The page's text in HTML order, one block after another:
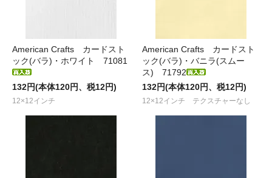
American Crafts カードスト
ック(バラ)・ホワイト 71081
132円(本体120円、税12円)
12×12インチ
American Crafts カードスト
ック(バラ)・バニラ(スムー
ス) 71792
132円(本体120円、税12円)
12×12インチ テクスチャーなし